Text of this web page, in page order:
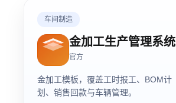
车间制造
金加工生产管理系统
官方
金加工模板，覆盖工时报工、BOM计
划、销售回款与车辆管理。